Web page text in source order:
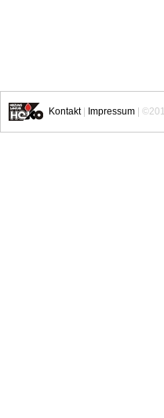
Kontakt| Impressum |